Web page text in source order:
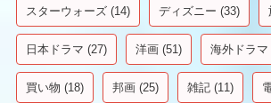
スターウォーズ (14) ディズニー (33)
日本ドラマ (27) 洋画 (51) 海外ドラマ
買い物 (18) 邦画 (25) 雑記 (11)